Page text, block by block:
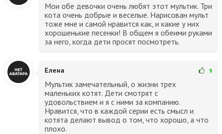
Мои обе девочки очень любят этот мультик. Три
кота очень добрые и веселые. Нарисован мульт
тоже мне и самой нравится как, и какие у них
хорошенькие песенки! В общем я обеими руками
за него, когда дети просят посмотреть.
Елена 9
Мультик замечательный, о жизни трех
маленьких котят. Дети смотрят с
удовольствием и я с ними за компанию.
Нравится, что в каждой серии есть смысл и
котята делают вывод о том, что хорошо, а что
плохо.